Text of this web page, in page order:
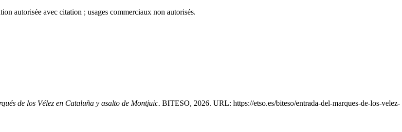
autorisée avec citation ; usages commerciaux non autorisés.
de los Vélez en Cataluña y asalto de Montjuic. BITESO, 2026. URL: https://etso.es/biteso/entrada-del-marques-de-los-velez-